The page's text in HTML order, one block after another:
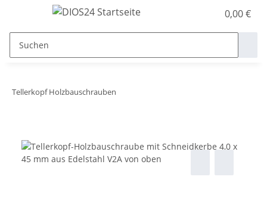
0,00 €
Tellerkopf Holzbauschrauben